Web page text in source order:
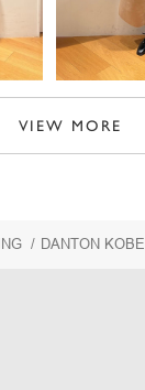
VIEW MORE
/ DANTON KOBE